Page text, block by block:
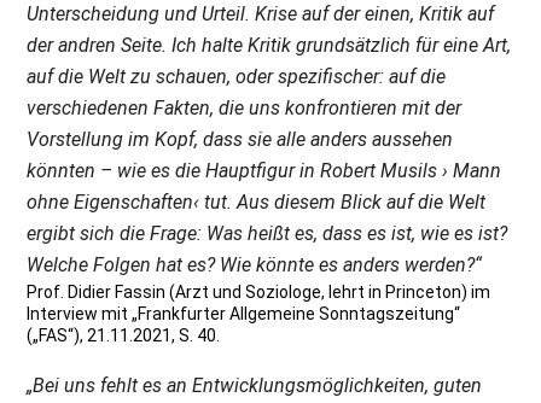
Unterscheidung und Urteil. Krise auf der einen, Kritik auf
der andren Seite. Ich halte Kritik grundsätzlich für eine Art,
auf die Welt zu schauen, oder spezifischer: auf die
verschiedenen Fakten, die uns konfrontieren mit der
Vorstellung im Kopf, dass sie alle anders aussehen
könnten – wie es die Hauptfigur in Robert Musils › Mann
ohne Eigenschaften‹ tut. Aus diesem Blick auf die Welt
ergibt sich die Frage: Was heißt es, dass es ist, wie es ist?
Welche Folgen hat es? Wie könnte es anders werden?“
Prof. Didier Fassin (Arzt und Soziologe, lehrt in Princeton) im
Interview mit „Frankfurter Allgemeine Sonntagszeitung“
(„FAS“), 21.11.2021, S. 40.
„Bei uns fehlt es an Entwicklungsmöglichkeiten, guten